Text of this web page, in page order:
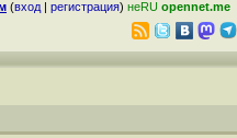
(вход | регистрация) неRU opennet.me